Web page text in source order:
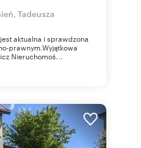
Tadeusza
aktualna i sprawdzona
prawnym.Wyjątkowa
Nieruchomoś...